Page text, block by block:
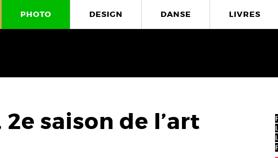
PHOTO DESIGN DANSE LIVRES
saison de l’art